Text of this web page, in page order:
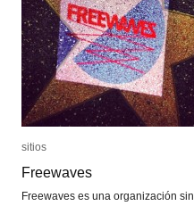
sitios
Freewaves
Freewaves es una organización sin
sitios
Freewaves